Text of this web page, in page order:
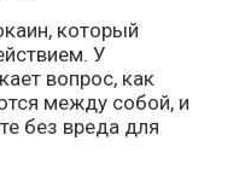
который
У
вопрос, как
между собой, и
без вреда для